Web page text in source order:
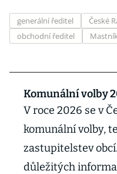
generální ředitel
České
obchodní ředitel
Komunální volby
V roce 2026 se v
komunální volby,
zastupitelstev
důležitých